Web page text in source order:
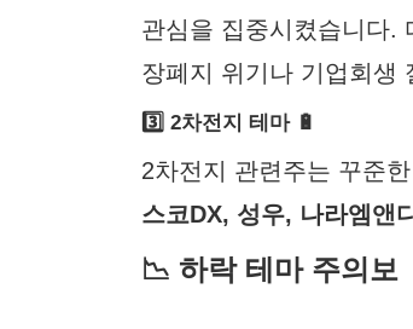
관심을 집중시켰습니다.
장폐지 위기나 기업회생
3️⃣ 2차전지 테마 🔋
2차전지 관련주는 꾸준
스코DX, 성우, 나라엠앤디
📉 하락 테마 주의보